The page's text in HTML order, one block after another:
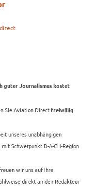
guter Journalismus kostet
Sie Aviation.Direct freiwillig
unseres unabhängigen
Schwerpunkt D-A-CH-Region
wir uns auf Ihre
direkt an den Redakteur